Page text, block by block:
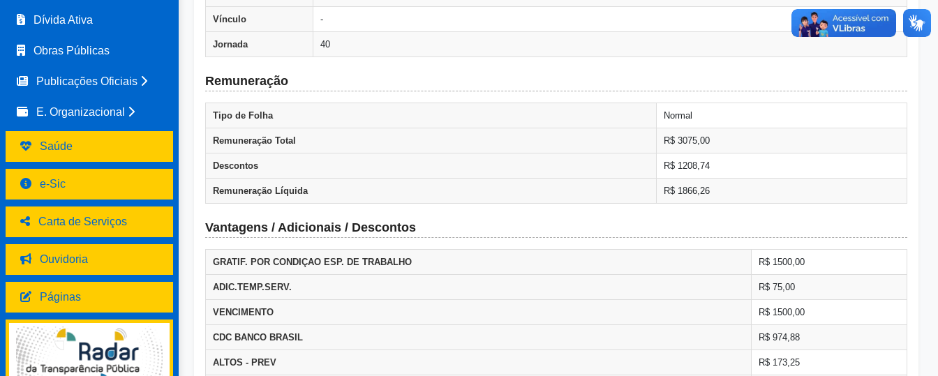
Dívida Ativa
Obras Públicas
Publicações Oficiais
E. Organizacional
Saúde
e-Sic
Carta de Serviços
Ouvidoria
Páginas
Vínculo -
Jornada 40
Remuneração
Tipo de Folha Normal
Remuneração Total R$ 3075,00
Descontos R$ 1208,74
Remuneração Líquida R$ 1866,26
Vantagens / Adicionais / Descontos
GRATIF. POR CONDIÇAO ESP. DE TRABALHO R$ 1500,00
ADIC.TEMP.SERV. R$ 75,00
VENCIMENTO R$ 1500,00
CDC BANCO BRASIL R$ 974,88
ALTOS - PREV R$ 173,25